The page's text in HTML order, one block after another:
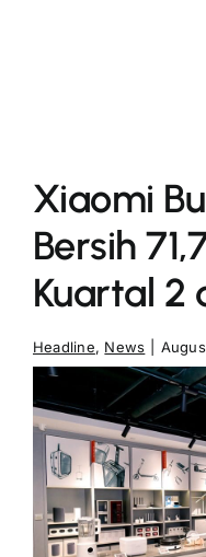
Xiaomi
Bersih
Kuartal 2
Headline, News